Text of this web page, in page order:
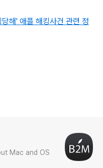
해' 애플 해킹사건 관련 정
Mac and OS